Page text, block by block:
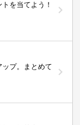
を当てよう！
プ。まとめて